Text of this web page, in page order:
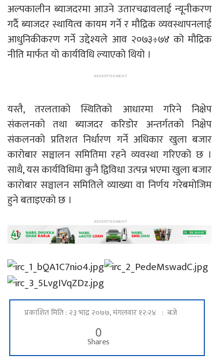
अल्पकालीन ब्याजदरमा आउने उतारचढावलाई न्यूनीकरण
गर्दै ब्याजदर स्थायित्व कायम गर्ने र मौद्रिक व्यवस्थापनलाई
आधुनिकीकरण गर्ने उद्देश्यले आव २०७३÷७४ को मौद्रिक
नीति मार्फत यो कार्यविधि ल्याएको थियो ।
यस्तै, तरलताको स्थितिको आधारमा गरिने निक्षेप
संकलनको तथा ब्याजदर करिडोर अन्तर्गतको निक्षेप
संकलनको प्रतिशत निर्धारण गर्ने अधिकार खुला बजार
कारोबार सञ्चालन समितिमा रहने व्यवस्था गरिएको छ ।
साथै, यस कार्यविधिमा कुनै द्विविधा उत्पन्न भएमा खुला बजार
कारोबार सञ्चालन समितिले व्याख्या वा निर्णय गरेबमोजिम
हुने बताइएको छ ।
प्रकाशित मिति : २३ भाद्र २०७७, मंगलवार १२:२४ : बजे
0
Shares